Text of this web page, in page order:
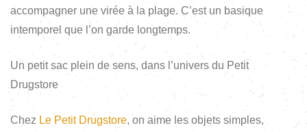
accompagner une virée à la plage. C’est un basique
intemporel que l’on garde longtemps.
Un petit sac plein de sens, dans l’univers du Petit
Drugstore
Chez Le Petit Drugstore, on aime les objets simples,